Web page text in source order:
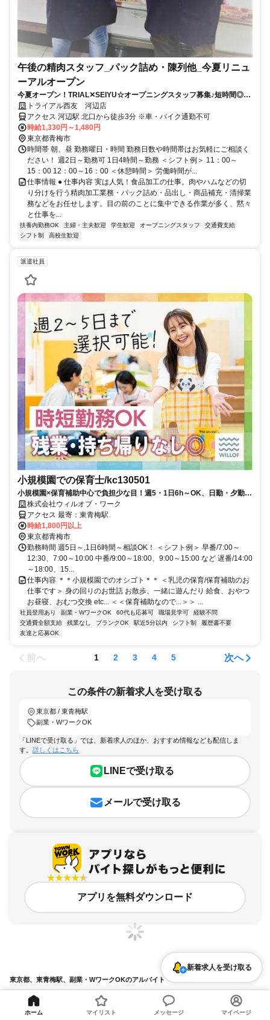
午後の精肉スタッフ_パック詰め・陳列他_今夏リニュ
ーアルオープン
今夏オープン！TRIAL✕SEIYU☆オープニングスタッフ募集♪短時間◎未
経験OK！
トライアル西友 河辺店
アクセス 河辺駅 北口から徒歩3分 ※車・バイク通勤不可
時給1,330円～1,480円
東京都青梅市
時間帯 朝、昼 勤務曜日・時間 勤務日数や時間帯はお気軽にご相談く
ださい！ 週2日～勤務可 1日4時間～勤務 ＜シフト例＞ 11：00～
15：00 12：00～16：00 ＜休憩時間＞ 労働時間が...
仕事情報 ● 仕事内容 実は人気！食品加工の仕事。肉やハムなどの切
り分けを行う精肉加工業務・パック詰め・品出し・商品補充・清掃業
務などをお任せします。目の前のことに集中できる作業が多く、黙々
と仕事を...
扶養内勤務OK 主婦・主夫歓迎 学生歓迎 オープニングスタッフ
交通費支給
シフト制
高校生歓迎
派遣社員
小規模園での保育士/kc130501
小規模園×保育補助中心で負担少な目！週5・1日6h～OK、日勤・夕勤等
の選択可！ミドル世代も
株式会社ウィルオブ・ワーク
アクセス 最寄：東青梅駅
時給1,800円以上
東京都青梅市
勤務時間 週5日～,1日6時間～相談OK！ ＜シフト例＞ 早番/7:00～
12:30、7:00～10:00 中番/9:00～18:00、9:00～15:00 など 遅番/14:00
～18:00、15...
仕事内容 ＊＊小規模園でのオシゴト＊＊ ＜乳児の保育/保育補助のお
仕事です＞ 身の回りのお世話 お散歩、一緒に遊んだり 給食、おやつ
お昼寝、おむつ交換 etc... ＜＜保育補助なので...＞＞ ...
社員登用あり 副業・WワークOK 60代も応募可 職場見学可
経験不問
交通費全額支給
残業なし ブランクOK 駅近5分以内 シフト制
履歴書不要
友達と応募OK
前へ 1 2 3 4 5 次へ
この条件の新着求人を受け取る
東京都 / 東青梅駅
副業・WワークOK
「LINEで受け取る」では、新着求人のほか、おすすめ情報なども配信しま
す。 詳しくはこちら
LINEで受け取る
メールで受け取る
アプリを無料ダウンロード
東京都、東青梅駅、副業・WワークOKのアルバイト・バイト求人情報
求人の詳細を表示
新着求人を受け取る
ホーム マイリスト メッセージ マイページ